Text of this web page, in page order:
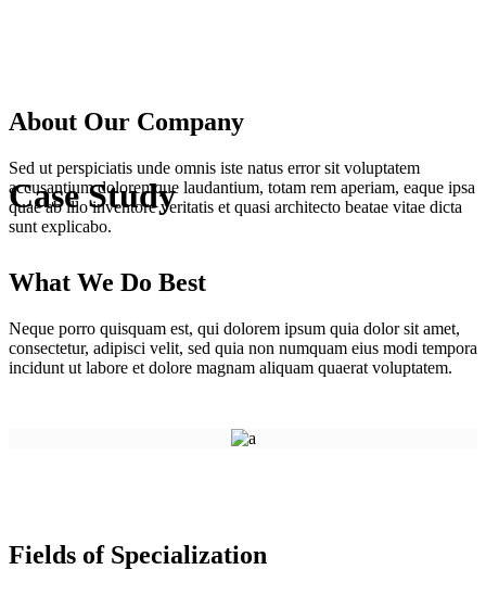
Case Study
About Our Company
Sed ut perspiciatis unde omnis iste natus error sit voluptatem
accusantium doloremque laudantium, totam rem aperiam, eaque ipsa
quae ab illo inventore veritatis et quasi architecto beatae vitae dicta
sunt explicabo.
What We Do Best
Neque porro quisquam est, qui dolorem ipsum quia dolor sit amet,
consectetur, adipisci velit, sed quia non numquam eius modi tempora
incidunt ut labore et dolore magnam aliquam quaerat voluptatem.
Fields of Specialization